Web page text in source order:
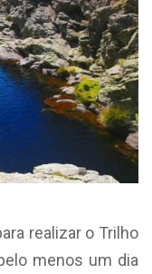
realizar o Trilho
menos um dia